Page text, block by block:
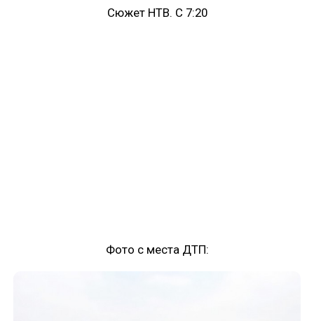
Сюжет НТВ. С 7:20
Фото с места ДТП: